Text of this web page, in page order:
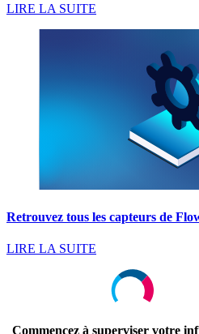
LIRE LA SUITE
Retrouvez tous les capteurs de
LIRE LA SUITE
Commencez à superviser votre